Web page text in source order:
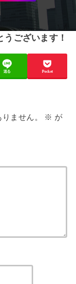
ございます！
送る Pocket
ません。 ※ が